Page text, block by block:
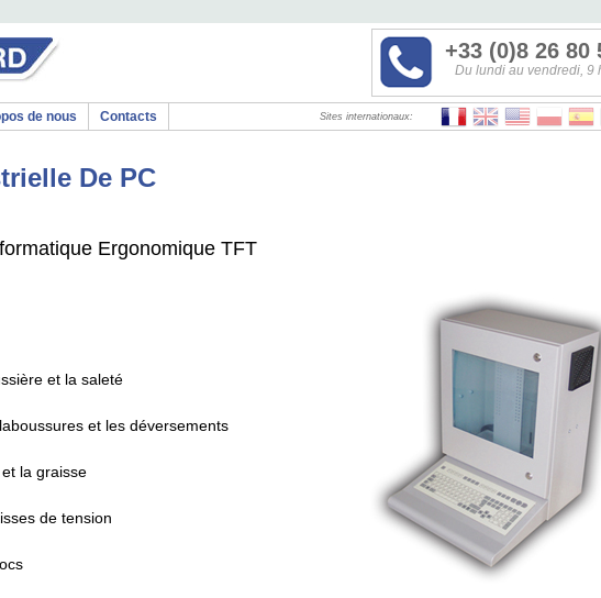
+33 (0)8 26 80
Du lundi au vendredi, 9
de nous Contacts Sites internationaux:
De PC
Ergonomique TFT
et la saleté
et les déversements
la graisse
de tension